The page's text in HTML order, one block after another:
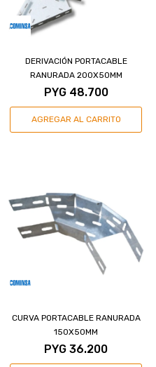
DERIVACIÓN PORTACABLE
RANURADA 200X50MM
PYG 48.700
CURVA PORTACABLE RANURADA
150X50MM
PYG 36.200